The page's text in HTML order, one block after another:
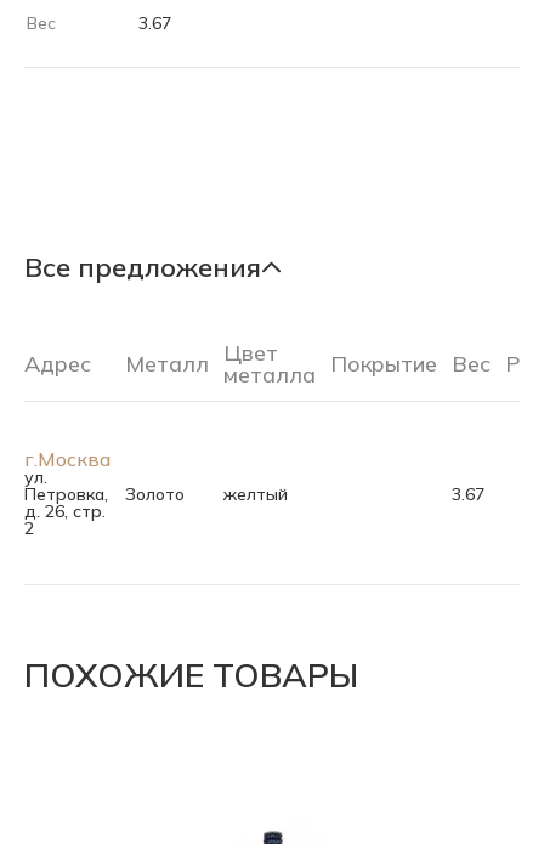
Вес
3.67
Все предложения
Адрес Металл Цвет
металла Покрытие Вес
г.Москва
ул.
Петровка,
д. 26, стр.
2
Золото желтый 3.67
ПОХОЖИЕ ТОВАРЫ